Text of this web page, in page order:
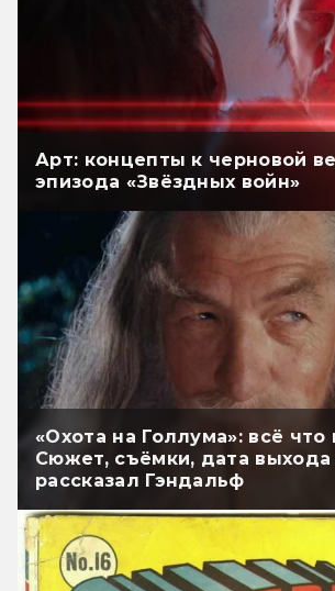
Арт: концепты к черновой
эпизода «Звёздных войн»
«Охота на Голлума»: всё что
Сюжет, съёмки, дата выхода
рассказал Гэндальф